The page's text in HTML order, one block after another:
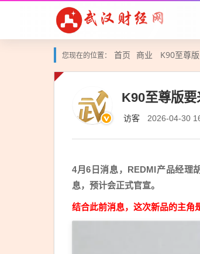
您现在的位置： 首页 商业 K90至尊
K90至尊版
访客 2026-04-30
4月6日消息，REDMI产品经理
息，预计会正式官宣。
结合此前消息，这次新品的主角